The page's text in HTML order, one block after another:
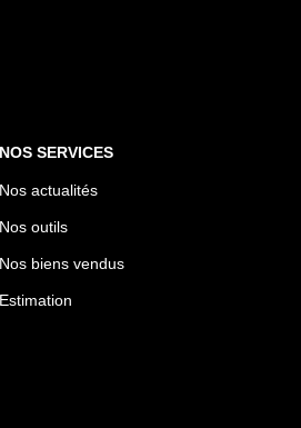
NOS SERVICES
Nos actualités
Nos outils
Nos biens vendus
Estimation